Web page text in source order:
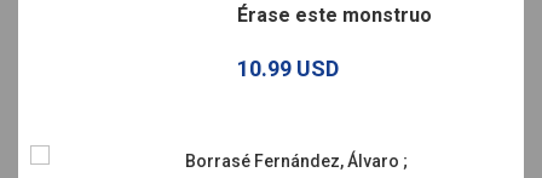
Érase este monstruo
10.99 USD
Borrasé Fernández, Álvaro ;